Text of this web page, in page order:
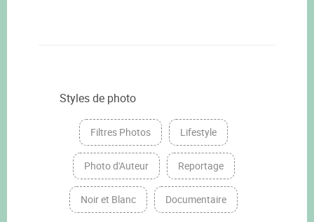
Styles de photo
Filtres Photos Lifestyle
Photo d'Auteur Reportage
Noir et Blanc Documentaire